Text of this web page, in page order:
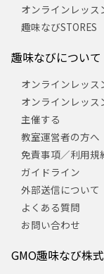
オンラインレッス
趣味なびSTORES
趣味なびについて
オンラインレッス
オンラインレッス
主催する
教室運営者の方へ
免責事項／利用規
ガイドライン
外部送信について
よくある質問
お問い合わせ
GMO趣味なび株